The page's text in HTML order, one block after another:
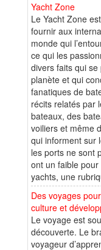
Yacht Zone
Le Yacht Zone
fournir aux
monde qui
ce qui les
divers faits qui
planète et qui
fanatiques de
récits relatés par
bateaux, des
voiliers et même
qui informent sur
les ports ne sont
ont un faible
yachts, une
Des voyages
culture et
Le voyage est
découverte. Le
voyageur